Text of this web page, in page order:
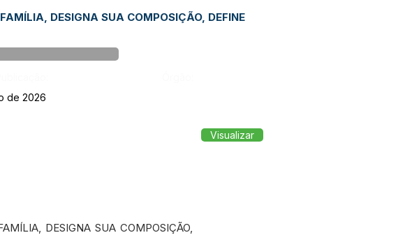
DESIGNA SUA COMPOSIÇÃO, DEFINE
de 2026
DESIGNA SUA COMPOSIÇÃO,
Visualizar